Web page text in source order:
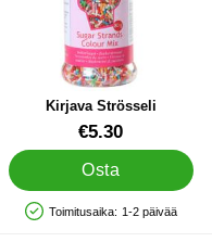
Kirjava Strösseli
6129€5.30
Osta
Saatavuus: Varastossa
Toimitusaika: 1-2 päivää